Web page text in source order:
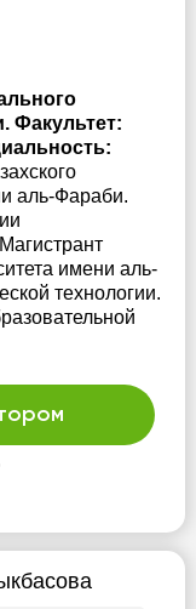
Факультет:
аль-Фараби.
имени аль-
технологии.